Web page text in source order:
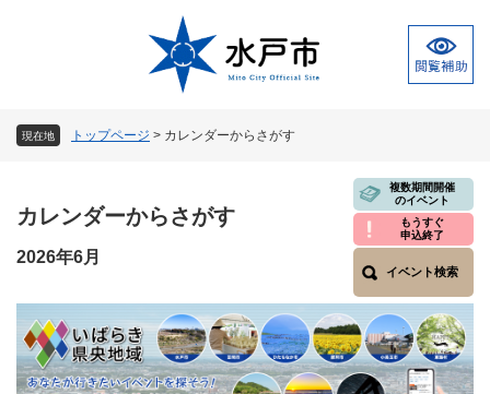
現在地 トップページ > カレンダーからさがす
文
カレンダーからさがす
複数期間開催
のイベント
もうすぐ
申込終了
イベント検索
2026年6月